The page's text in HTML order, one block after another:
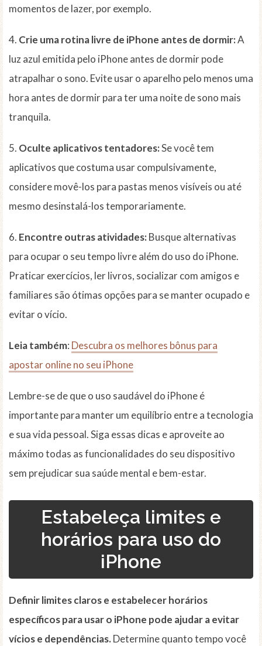
momentos de lazer, por exemplo.
4. Crie uma rotina livre de iPhone antes de dormir:A
luz azul emitida pelo iPhone antes de dormir pode
atrapalhar o sono. Evite usar o aparelho pelo menos uma
hora antes de dormir para ter uma noite de sono mais
tranquila.
5. Oculte aplicativos tentadores:Se você tem
aplicativos que costuma usar compulsivamente,
considere movê-los para pastas menos visíveis ou até
mesmo desinstalá-los temporariamente.
6. Encontre outras atividades:Busque alternativas
para ocupar o seu tempo livre além do uso do iPhone.
Praticar exercícios, ler livros, socializar com amigos e
familiares são ótimas opções para se manter ocupado e
evitar o vício.
Leia também: Descubra os melhores bônus para
apostar online no seu iPhone
Lembre-se de que o uso saudável do iPhone é
importante para manter um equilíbrio entre a tecnologia
e sua vida pessoal. Siga essas dicas e aproveite ao
máximo todas as funcionalidades do seu dispositivo
sem prejudicar sua saúde mental e bem-estar.
Estabeleça limites e
horários para uso do
iPhone
Definir limites claros e estabelecer horários
específicos para usar o iPhone pode ajudar a evitar
vícios e dependências.Determine quanto tempo você